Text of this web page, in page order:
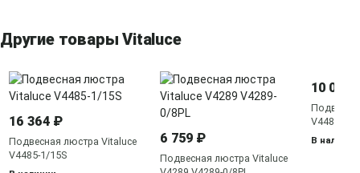
Другие товары Vitaluce
16 364 ₽
Подвесная люстра Vitaluce
V4485-1/15S
6 759 ₽
Подвесная люстра Vitaluce
10 000
V4481-1/
В наличии